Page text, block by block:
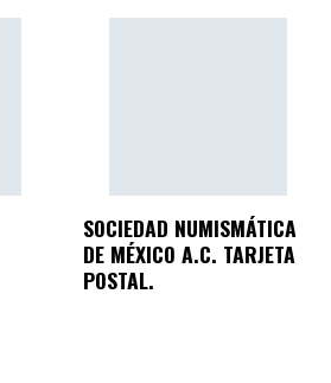
SOCIEDAD NUMISMÁTICA
DE MÉXICO A.C. TARJETA
POSTAL.